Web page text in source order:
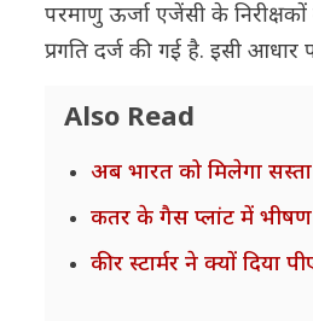
परमाणु ऊर्जा एजेंसी के
प्रगति दर्ज की गई है. इसी
Also Read
अब भारत को मिलेगा
कतर के गैस प्लांट में भीषण
कीर स्टार्मर ने क्यों दिया